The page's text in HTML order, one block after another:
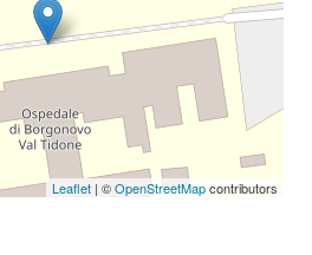
Leaflet | ©OpenStreetMapcontributors